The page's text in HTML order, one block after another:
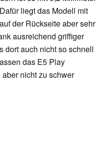
liegt das Modell mit
der Rückseite aber sehr
ausreichend griffiger
dort auch nicht so schnell
das E5 Play
nicht zu schwer